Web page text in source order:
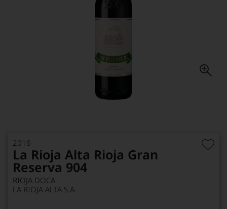
2016
La Rioja Alta Rioja Gran
Reserva 904
RIOJA DOCA
LA RIOJA ALTA S.A.